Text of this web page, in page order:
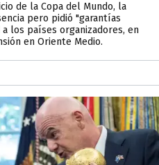
de la Copa del Mundo, la
pero pidió "garantías
los países organizadores, en
en Oriente Medio.